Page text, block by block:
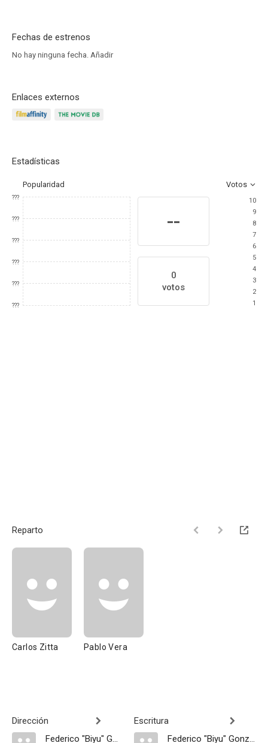
Fechas de estrenos
No hay ninguna fecha. Añadir
Enlaces externos
Estadísticas
Popularidad Votos
???
???
???
???
???
???
--
0
votos
10
9
8
7
6
5
4
3
2
1
Reparto
Carlos Zitta Pablo Vera
Dirección
Federico "Biyu" Gonzalez
Escritura
Federico "Biyu" Gonzalez